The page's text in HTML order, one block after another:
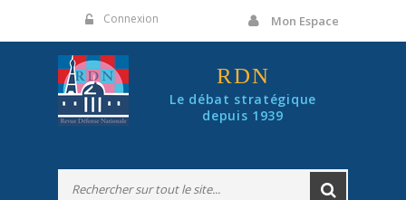
Connexion Mon Espace
RDN
Le débat stratégique
depuis 1939